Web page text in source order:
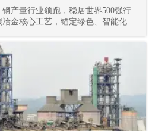
产量行业领跑，稳居世界500强行
金核心工艺，锚定绿色、智能化发